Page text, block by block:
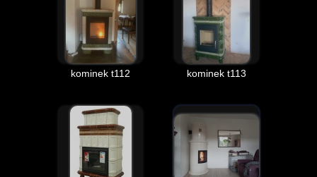
kominek t112 kominek t113